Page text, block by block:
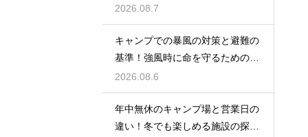
活させる
2026.08.7
キャンプでの暴風の対策と避難の
基準！強風時に命を守るための行
動
2026.08.6
年中無休のキャンプ場と営業日の
違い！冬でも楽しめる施設の探し